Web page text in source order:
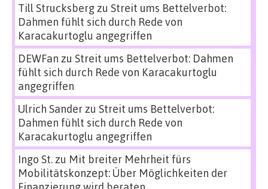
Till Strucksbergzu Streit ums Bettelverbot:
Dahmen fühlt sich durch Rede von
Karacakurtoglu angegriffen
DEWFan zu Streit ums Bettelverbot: Dahmen
fühlt sich durch Rede von Karacakurtoglu
angegriffen
Ulrich Sanderzu Streit ums Bettelverbot:
Dahmen fühlt sich durch Rede von
Karacakurtoglu angegriffen
Ingo St.zu Mit breiter Mehrheit fürs
Mobilitätskonzept: Über Möglichkeiten der